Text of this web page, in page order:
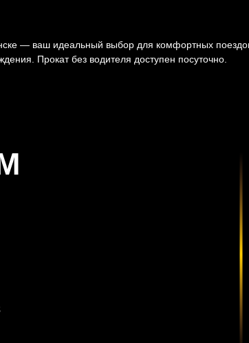
— ваш идеальный выбор для комфортных
Прокат без водителя доступен посуточно.